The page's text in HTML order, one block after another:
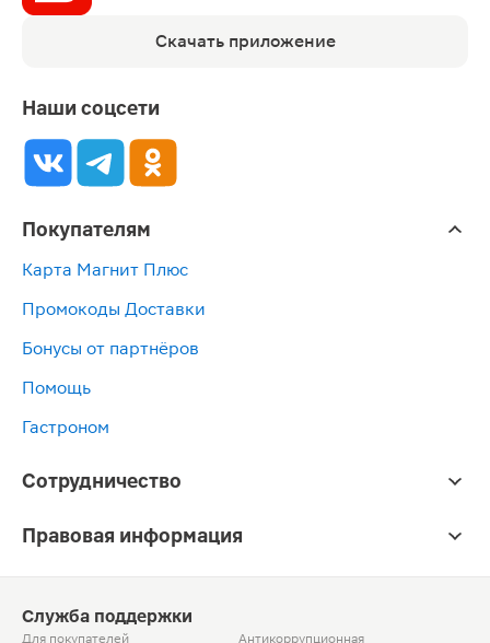
Скачать приложение
Наши соцсети
Покупателям
Карта Магнит Плюс
Промокоды Доставки
Бонусы от партнёров
Помощь
Гастроном
Сотрудничество
Правовая информация
Служба поддержки
Для покупателей Антикоррупционная